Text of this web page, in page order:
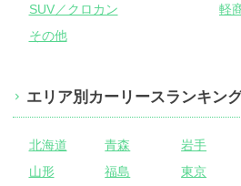
SUV／クロカン
軽
その他
エリア別カーリースランキン
北海道 青森 岩手
山形
福島 東京